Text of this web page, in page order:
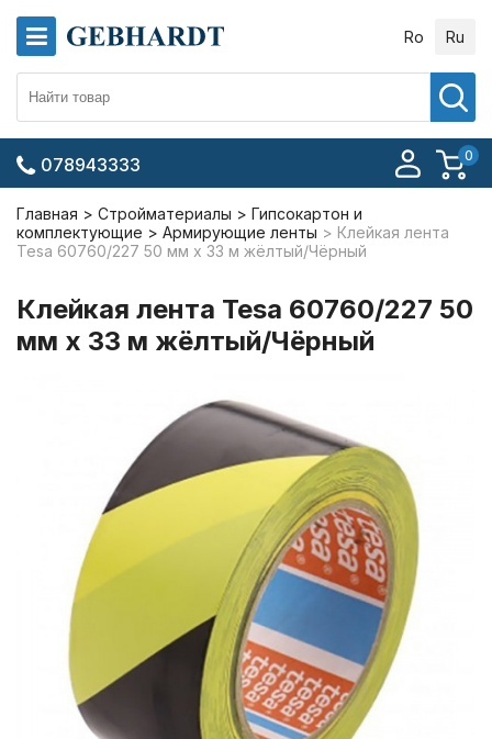
Ro Ru
0
078943333
Главная Стройматериалы
Гипсокартон и
комплектующие
Армирующие ленты
Клейкая лента
Tesa 60760/227 50 мм x 33 м жёлтый/Чёрный
Клейкая лента Tesa 60760/227 50
мм x 33 м жёлтый/Чёрный